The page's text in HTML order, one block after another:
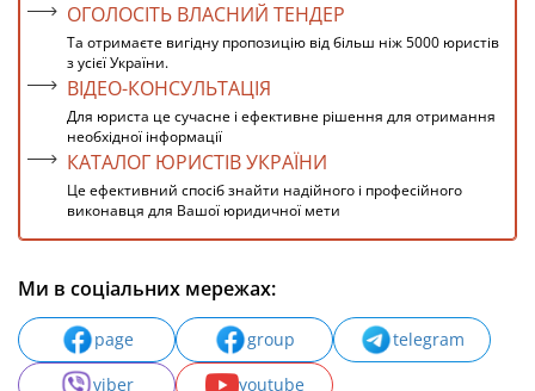
ОГОЛОСІТЬ ВЛАСНИЙ ТЕНДЕР
Та отримаєте вигідну пропозицію від більш ніж 5000 юристів
з усієї України.
ВІДЕО-КОНСУЛЬТАЦІЯ
Для юриста це сучасне і ефективне рішення для отримання
необхідної інформації
КАТАЛОГ ЮРИСТІВ УКРАЇНИ
Це ефективний спосіб знайти надійного і професійного
виконавця для Вашої юридичної мети
Ми в соціальних мережах:
page group
telegram
viber
youtube